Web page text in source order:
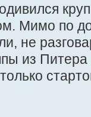
Мимо по
не
из Питера